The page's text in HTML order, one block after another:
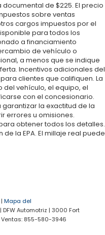
de $225. El precio
sobre ventas
cargos impuestos por el
para todos los
a financiamiento
de vehículo o
a menos que se indique
Incentivos adicionales del
clientes que califiquen. La
vehículo, el equipo, el
con el concesionario.
la exactitud de la
errores u omisiones.
obtener todos los detalles.
la EPA. El millaje real puede
| Mapa del
| DFW Automotriz | 3000 Fort
Ventas: 855-580-3946